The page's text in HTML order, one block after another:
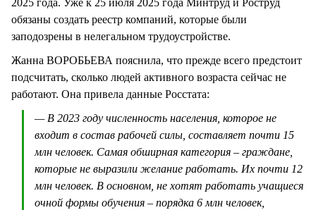
обязаны создать реестр компаний, которые были
заподозрены в нелегальном трудоустройстве.
Жанна ВОРОБЬЕВА пояснила, что прежде всего предстоит
подсчитать, сколько людей активного возраста сейчас не
работают. Она привела данные Росстата:
— В 2023 году численность населения, которое не
входит в состав рабочей силы, составляет почти 15
млн человек. Самая обширная категория – граждане,
которые не выразили желание работать. Их почти 12
млн человек. В основном, не хотят работать учащиеся
очной формы обучения – порядка 6 млн человек,